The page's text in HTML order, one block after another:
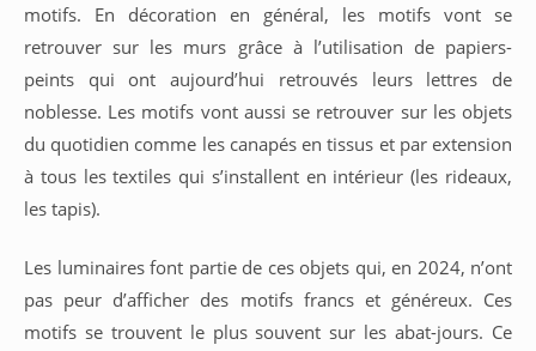
motifs. En décoration en général, les motifs vont se
retrouver sur les murs grâce à l’utilisation de papiers-
peints qui ont aujourd’hui retrouvés leurs lettres de
noblesse. Les motifs vont aussi se retrouver sur les objets
du quotidien comme les canapés en tissus et par extension
à tous les textiles qui s’installent en intérieur (les rideaux,
les tapis).
Les luminaires font partie de ces objets qui, en 2024, n’ont
pas peur d’afficher des motifs francs et généreux. Ces
motifs se trouvent le plus souvent sur les abat-jours. Ce